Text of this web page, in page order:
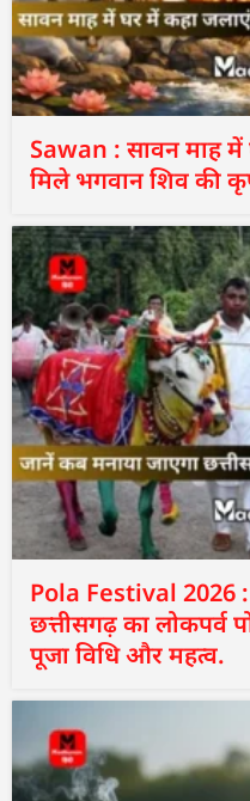
Sawan : सावन माह
मिले भगवान शिव की
Pola Festival 2026
छत्तीसगढ़ का लोकपर्व
पूजा विधि और महत्व.